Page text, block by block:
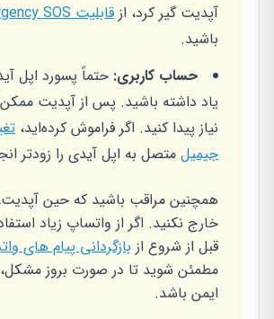
آپدیت گیر کرد، از قابلیت Emergency SOS
باشید.
حساب کاربری: حتماً پسورد اپل
یاد داشته باشید. پس از آپدیت
نیاز پیدا کنید. اگر فراموش کرده‌اید،
جیمیل متصل به اپل آیدی را زودتر
همچنین مراقب باشید که حین
خارج نکنید. اگر از واتساپ زیاد
قبل از شروع از بازگردانی پیام های
مطمئن شوید تا در صورت بروز
ایمن باشد.